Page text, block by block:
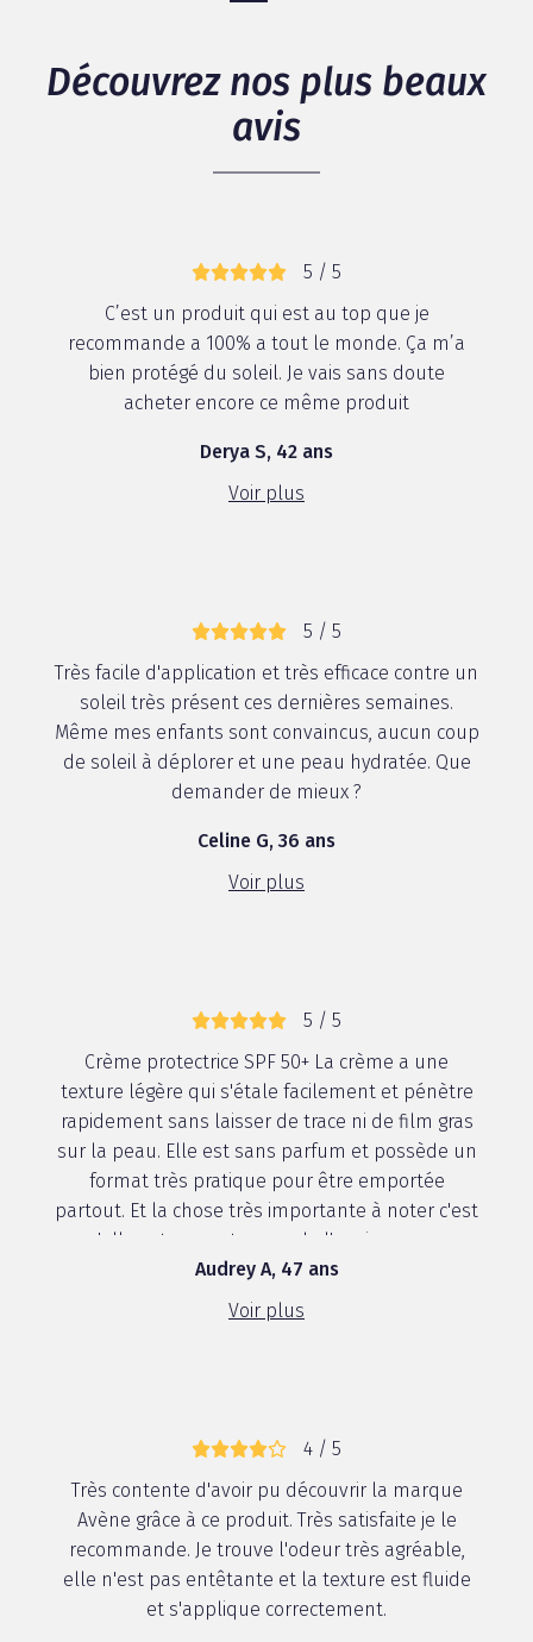
Découvrez nos plus beaux
avis
5 / 5
C’est un produit qui est au top que je
recommande a 100% a tout le monde. Ça m’a
bien protégé du soleil. Je vais sans doute
acheter encore ce même produit
Derya S, 42 ans
Voir plus
5 / 5
Très facile d'application et très efficace contre un
soleil très présent ces dernières semaines.
Même mes enfants sont convaincus, aucun coup
de soleil à déplorer et une peau hydratée. Que
demander de mieux ?
Celine G, 36 ans
Voir plus
5 / 5
Crème protectrice SPF 50+ La crème a une
texture légère qui s'étale facilement et pénètre
rapidement sans laisser de trace ni de film gras
sur la peau. Elle est sans parfum et possède un
format très pratique pour être emportée
partout. Et la chose très importante à noter c'est
qu'elle est respectueuse de l'environneme...
Audrey A, 47 ans
Voir plus
4 / 5
Très contente d'avoir pu découvrir la marque
Avène grâce à ce produit. Très satisfaite je le
recommande. Je trouve l'odeur très agréable,
elle n'est pas entêtante et la texture est fluide
et s'applique correctement.